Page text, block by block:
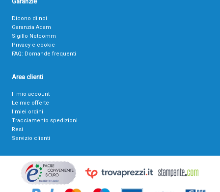
Dicono di noi
Garanzia Adam
Sigillo Netcomm
Privacy e cookie
FAQ: Domande frequenti
Area clienti
Il mio account
Le mie offerte
I miei ordini
Tracciamento spedizioni
Resi
Servizio clienti